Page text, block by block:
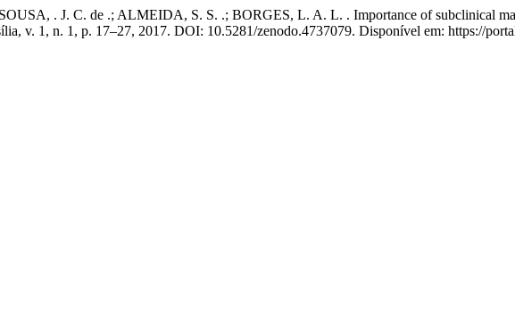
. J. C. de .; ALMEIDA, S. S. .; BORGES, L. A. L. . Importance of subclinical
v. 1, n. 1, p. 17–27, 2017. DOI: 10.5281/zenodo.4737079. Disponível em: https://